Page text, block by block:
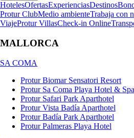
HotelesOfertasExperienciasDestinos
Protur ClubMedio ambienteTrabaja con
ViajeProtur VillasCheck-in Online
MALLORCA
SA COMA
Protur Biomar Sensatori Resort
Protur Sa Coma Playa Hotel & Spa
Protur Safari Park Aparthotel
Protur Vista Badía Aparthotel
Protur Badía Park Aparthotel
Protur Palmeras Playa Hotel